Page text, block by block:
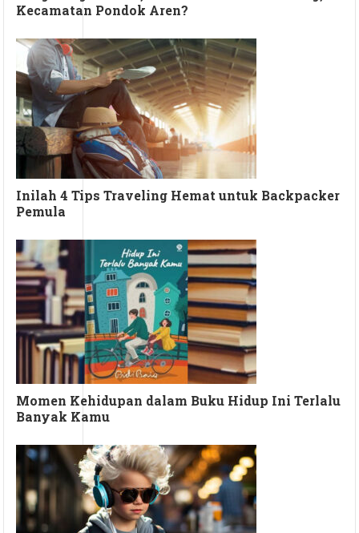
Kecamatan Pondok Aren?
Inilah 4 Tips Traveling Hemat untuk Backpacker
Pemula
Momen Kehidupan dalam Buku Hidup Ini Terlalu
Banyak Kamu